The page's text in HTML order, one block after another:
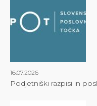
16.07.2026
Podjetniški razpisi in